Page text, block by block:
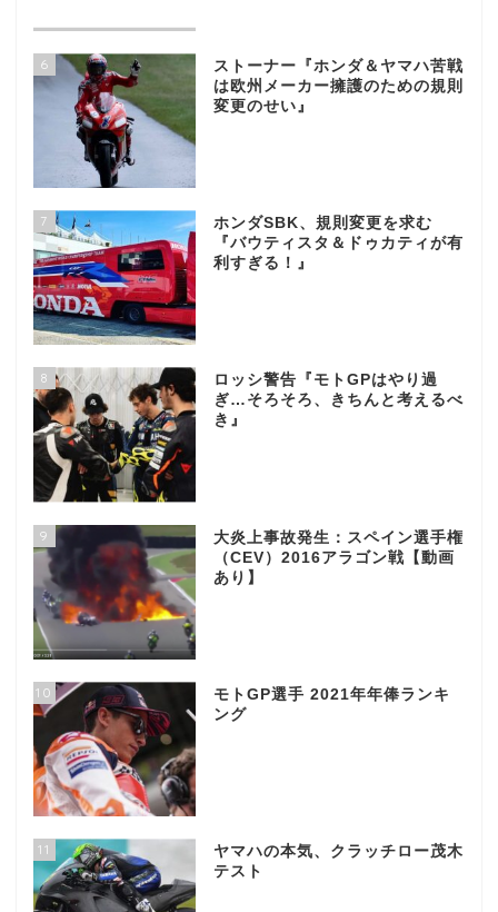
6
ストーナー『ホンダ＆ヤマハ苦戦
は欧州メーカー擁護のための規則
変更のせい』
7
ホンダSBK、規則変更を求む
『バウティスタ＆ドゥカティが有
利すぎる！』
8
ロッシ警告『モトGPはやり過
ぎ…そろそろ、きちんと考えるべ
き』
9
大炎上事故発生：スペイン選手権
（CEV）2016アラゴン戦【動画
あり】
10
モトGP選手 2021年年俸ランキ
ング
11
ヤマハの本気、クラッチロー茂木
テスト